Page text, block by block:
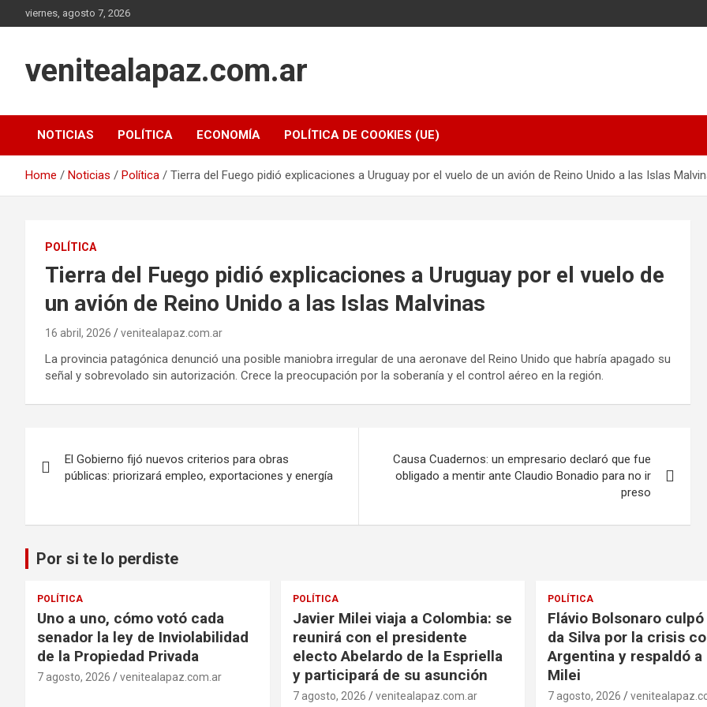
to
viernes, agosto 7, 2026
venitealapaz.com.ar
NOTICIAS POLÍTICA ECONOMÍA POLÍTICA DE COOKIES (UE)
Home Noticias Política Tierra del Fuego pidió explicaciones a Uruguay por el vuelo de un avión de Reino Unido a las Islas
POLÍTICA
Tierra del Fuego pidió explicaciones a Uruguay por el vuelo de
un avión de Reino Unido a las Islas Malvinas
16 abril, 2026 venitealapaz.com.ar
La provincia patagónica denunció una posible maniobra irregular de una aeronave del Reino Unido que habría apagado su
señal y sobrevolado sin autorización. Crece la preocupación por la soberanía y el control aéreo en la región.
de
El Gobierno fijó nuevos criterios para obras
públicas: priorizará empleo, exportaciones y energía
Causa Cuadernos: un empresario declaró que fue
obligado a mentir ante Claudio Bonadio para no ir
preso
Por si te lo perdiste
POLÍTICA
Uno a uno, cómo votó cada
senador la ley de Inviolabilidad
de la Propiedad Privada
7 agosto, 2026 venitealapaz.com.ar
POLÍTICA
Javier Milei viaja a Colombia: se
reunirá con el presidente
electo Abelardo de la Espriella
y participará de su asunción
7 agosto, 2026 venitealapaz.com.ar
POLÍTICA
Flávio Bolsonaro culpó
da Silva por la crisis
Argentina y respaldó a
Milei
7 agosto, 2026